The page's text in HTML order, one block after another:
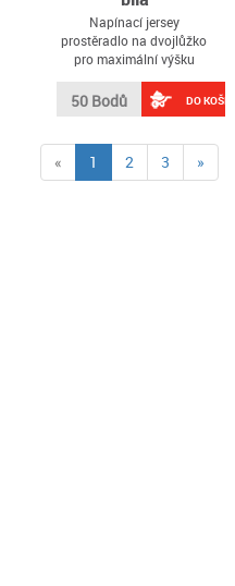
Napínací jersey
prostěradlo na dvojlůžko
pro maximální výšku
matrace 22 cm
50 Bodů DO KOŠÍKU
« 1 (current)
2 3 »